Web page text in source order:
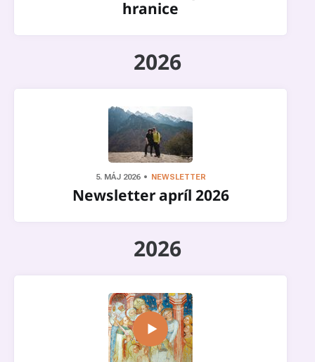
hranice
2026
5. MÁJ 2026 NEWSLETTER
Newsletter apríl 2026
2026